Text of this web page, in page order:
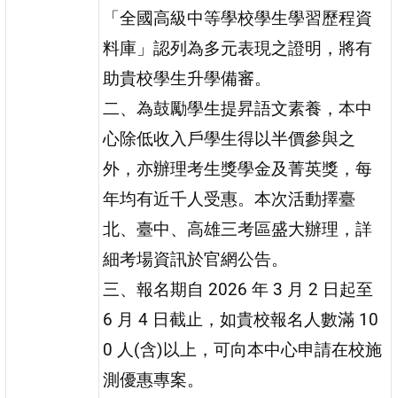
「全國高級中等學校學生學習歷程資
料庫」認列為多元表現之證明，將有
助貴校學生升學備審。
二、為鼓勵學生提昇語文素養，本中
心除低收入戶學生得以半價參與之
外，亦辦理考生獎學金及菁英獎，每
年均有近千人受惠。本次活動擇臺
北、臺中、高雄三考區盛大辦理，詳
細考場資訊於官網公告。
三、報名期自 2026 年 3 月 2 日起至
6 月 4 日截止，如貴校報名人數滿 10
0 人(含)以上，可向本中心申請在校施
測優惠專案。